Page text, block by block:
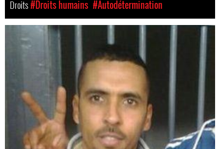
Droits#Droits humains #Autodétermination